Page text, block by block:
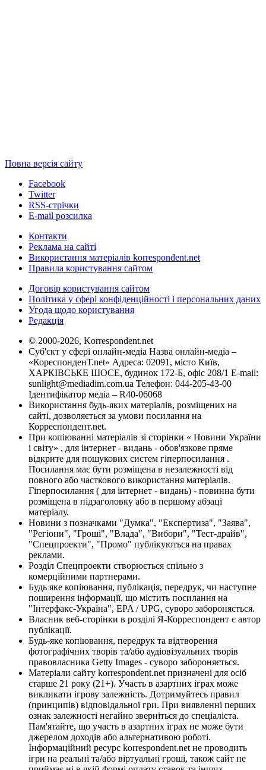
Повна версія сайту
Facebook
Twitter
RSS-стрічки
E-mail розсилка
Контакти
Реклама на сайті
Використання матеріалів korrespondent.net
Правила користування сайтом
Договір користування сайтом
Політика у сфері конфіденційності і персональних даних
Угода щодо користування
Редакція
© 2000-2026, Korrespondent.net
Суб'єкт у сфері онлайн-медіа Назва онлайн-медіа –
«КореспонденТ.net» Адреса: 02091, місто Київ,
ХАРКІВСЬКЕ ШОСЕ, будинок 172-Б, офіс 208/1 E-mail:
sunlight@mediadim.com.ua Телефон: 044-205-43-00
Ідентифікатор медіа – R40-06068
Використання будь-яких матеріалів, розміщених на
сайті, дозволяється за умови посилання на
Корреспондент.net.
При копіюванні матеріалів зі сторінки « Новини України
і світу» , для інтернет - видань - обов'язкове пряме
відкрите для пошукових систем гіперпосилання .
Посилання має бути розміщена в незалежності від
повного або часткового використання матеріалів.
Гіперпосилання ( для інтернет - видань) - повинна бути
розміщена в підзаголовку або в першому абзаці
матеріалу.
Новини з позначками "Думка", "Експертиза", "Заява",
"Регіони", "Гроші", "Влада", "Вибори", "Тест-драйв",
"Спецпроекти", "Промо" публікуються на правах
реклами.
Розділ Спецпроекти створюється спільно з
комерційними партнерами.
Будь яке копіювання, публікація, передрук, чи наступне
поширення інформації, що містить посилання на
"Інтерфакс-Україна", EPA / UPG, суворо забороняється.
Власник веб-сторінки в розділі Я-Корреспондент є автор
публікації.
Будь-яке копіювання, передрук та відтворення
фотографічних творів та/або аудіовізуальних творів
правовласника Getty Images - суворо забороняється.
Матеріали сайту korrespondent.net призначені для осіб
старше 21 року (21+). Участь в азартних іграх може
викликати ігрову залежність. Дотримуйтесь правил
(принципів) відповідальної гри. При виявленні перших
ознак залежності негайно зверніться до спеціаліста.
Пам'ятайте, що участь в азартних іграх не може бути
джерелом доходів або альтернативою роботі.
Інформаційний ресурс korrespondent.net не проводить
ігри на реальні та/або віртуальні гроші, також сайт не